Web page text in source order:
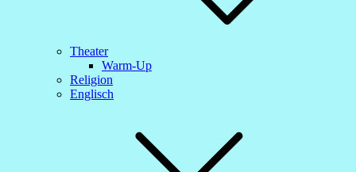
Theater
Warm-Up
Religion
Englisch